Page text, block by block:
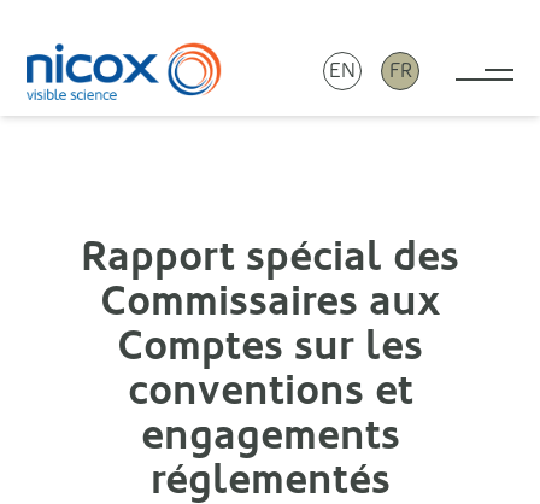
Nicox
EN FR
Rapport spécial des
Commissaires aux
Comptes sur les
conventions et
engagements
réglementés